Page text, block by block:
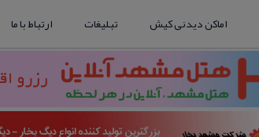
اماکن دیدنی کیش تبلیغات ارتباط با ما